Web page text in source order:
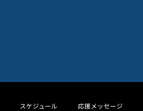
スケジュール 応援メッセージ